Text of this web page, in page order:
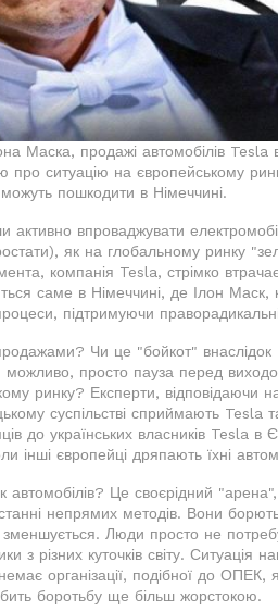
Маска, продажі автомобілів Tesla
про ситуацію на європейському
пошкодити в Німеччині.
активно впроваджувати
як на глобальному ринку
компанія Tesla, стрімко
саме в Німеччині, де Ілон
підтримуючи
Чи це "бойкот"
просто пауза перед
ринку? Експерти, відповідаючи
суспільстві сприймають Tesla
до українських власників Tesla в
інші європейці дряпають їхні
автомобілів? Це своєрідний
непрямих методів. Вони
Люди просто не
з різних куточків світу. Ситуація
немає організації, подібної до
боротьбу ще більш жорстокою.